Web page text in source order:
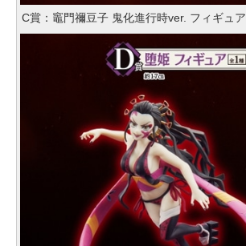
C賞：竈門禰豆子 鬼化進行時ver. フィギュア